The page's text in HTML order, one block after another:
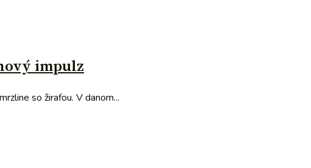
impulz
so žirafou. V danom...